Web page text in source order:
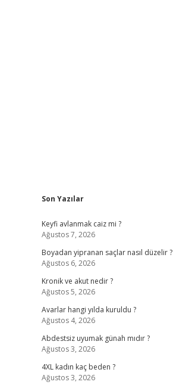
Sidebar
Son Yazılar
Keyfi avlanmak caiz mi ?
Ağustos 7, 2026
Boyadan yipranan saçlar nasıl düzelir ?
Ağustos 6, 2026
Kronik ve akut nedir ?
Ağustos 5, 2026
Avarlar hangi yılda kuruldu ?
Ağustos 4, 2026
Abdestsiz uyumak günah mıdır ?
Ağustos 3, 2026
4XL kadın kaç beden ?
Ağustos 3, 2026